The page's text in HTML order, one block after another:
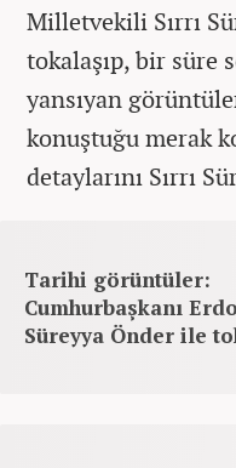
Milletvekili Sırrı
tokalaşıp, bir süre
yansıyan
konuştuğu merak
detaylarını Sırrı
Tarihi görüntüler:
Cumhurbaşkanı
Süreyya Önder ile